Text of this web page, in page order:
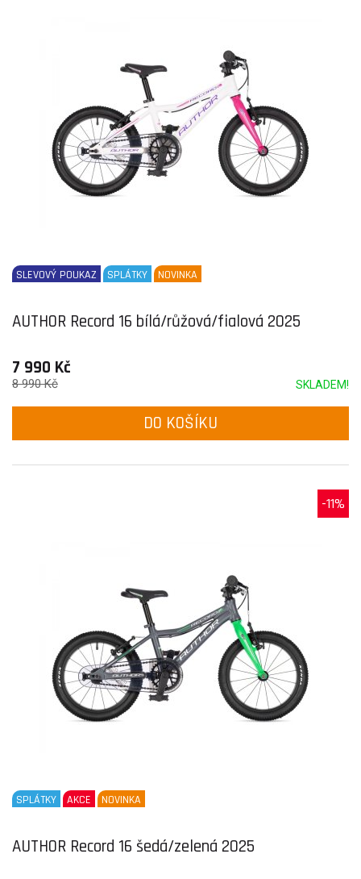
SLEVOVÝ POUKAZ SPLÁTKY NOVINKA
AUTHOR Record 16 bílá/růžová/fialová 2025
7 990 Kč
SKLADEM!
8 990 Kč
DO KOŠÍKU
-11%
SPLÁTKY AKCE NOVINKA
AUTHOR Record 16 šedá/zelená 2025